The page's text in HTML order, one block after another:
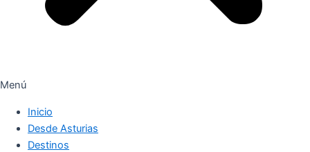
Menú
Inicio
Desde Asturias
Destinos